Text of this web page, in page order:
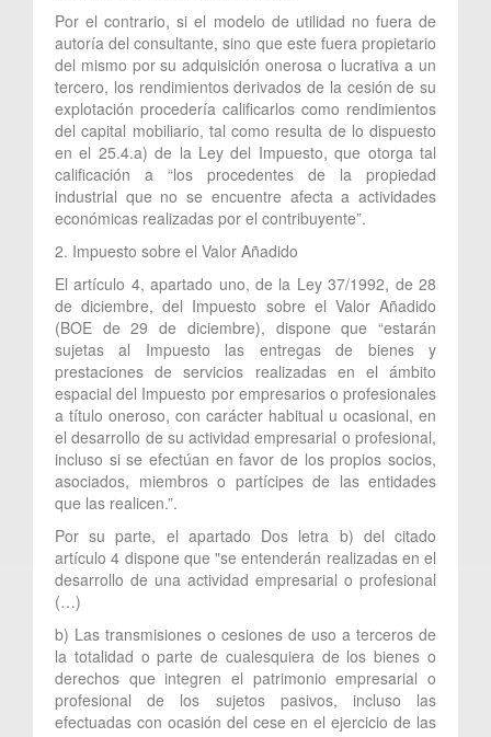
Por el contrario, si el modelo de utilidad no fuera de
autoría del consultante, sino que este fuera propietario
del mismo por su adquisición onerosa o lucrativa a un
tercero, los rendimientos derivados de la cesión de su
explotación procedería calificarlos como rendimientos
del capital mobiliario, tal como resulta de lo dispuesto
en el 25.4.a) de la Ley del Impuesto, que otorga tal
calificación a “los procedentes de la propiedad
industrial que no se encuentre afecta a actividades
económicas realizadas por el contribuyente”.
2. Impuesto sobre el Valor Añadido
El artículo 4, apartado uno, de la Ley 37/1992, de 28
de diciembre, del Impuesto sobre el Valor Añadido
(BOE de 29 de diciembre), dispone que “estarán
sujetas al Impuesto las entregas de bienes y
prestaciones de servicios realizadas en el ámbito
espacial del Impuesto por empresarios o profesionales
a título oneroso, con carácter habitual u ocasional, en
el desarrollo de su actividad empresarial o profesional,
incluso si se efectúan en favor de los propios socios,
asociados, miembros o partícipes de las entidades
que las realicen.”.
Por su parte, el apartado Dos letra b) del citado
artículo 4 dispone que "se entenderán realizadas en el
desarrollo de una actividad empresarial o profesional
(…)
b) Las transmisiones o cesiones de uso a terceros de
la totalidad o parte de cualesquiera de los bienes o
derechos que integren el patrimonio empresarial o
profesional de los sujetos pasivos, incluso las
efectuadas con ocasión del cese en el ejercicio de las